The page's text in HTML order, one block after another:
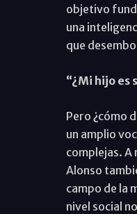
objetivo
una
que
“¿Mi hijo es
Pero ¿cómo
un amplio
complejas.
Alonso
campo de la
nivel social